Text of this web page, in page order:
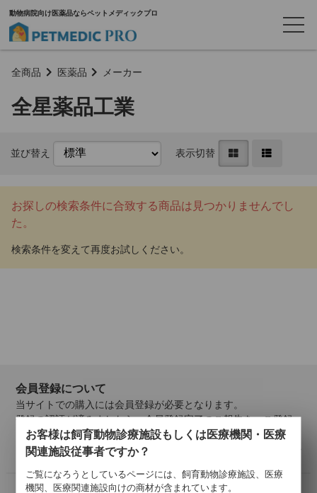
動物病院向け医薬品ならペットメディックプロ
全商品 医薬品 メーカー
全星薬品工業
並び替え 表示切替
お探しの検索条件に合致する商品は見つかりませんでし
た。
会員登録について
当サイトでの購入には会員登録が必要となります。
登録の認証が済みましたら、会員登録完了のご報告を、ご登録
メールアドレス宛にご連絡いたします。
詳しくはこちら >
お客様は飼育動物診療施設もしくは医療機関・医療
関連施設従事者ですか？
ご覧になろうとしているページには、飼育動物診療施設、医療
機関、医療関連施設向けの商材が含まれています。